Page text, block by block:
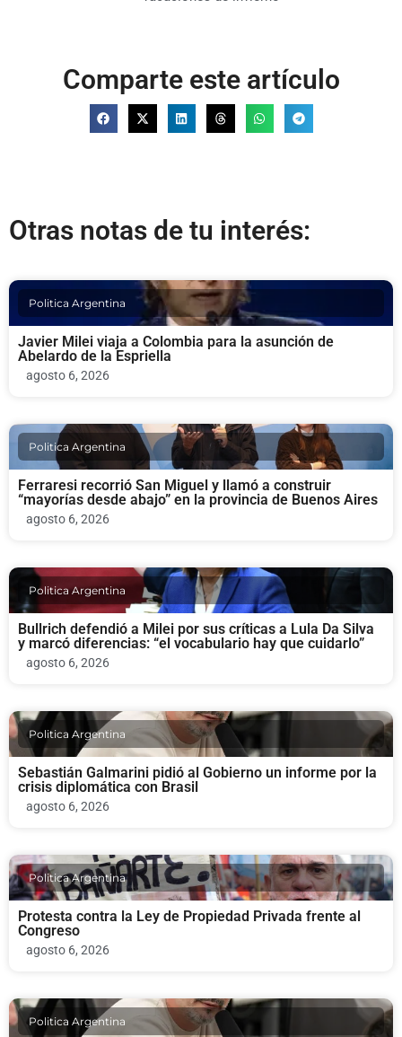
Comparte este artículo
Otras notas de tu interés:
Politica Argentina
Javier Milei viaja a Colombia para la asunción de
Abelardo de la Espriella
agosto 6, 2026
Politica Argentina
Ferraresi recorrió San Miguel y llamó a construir
“mayorías desde abajo” en la provincia de Buenos Aires
agosto 6, 2026
Politica Argentina
Bullrich defendió a Milei por sus críticas a Lula Da Silva
y marcó diferencias: “el vocabulario hay que cuidarlo”
agosto 6, 2026
Politica Argentina
Sebastián Galmarini pidió al Gobierno un informe por la
crisis diplomática con Brasil
agosto 6, 2026
Politica Argentina
Protesta contra la Ley de Propiedad Privada frente al
Congreso
agosto 6, 2026
Politica Argentina